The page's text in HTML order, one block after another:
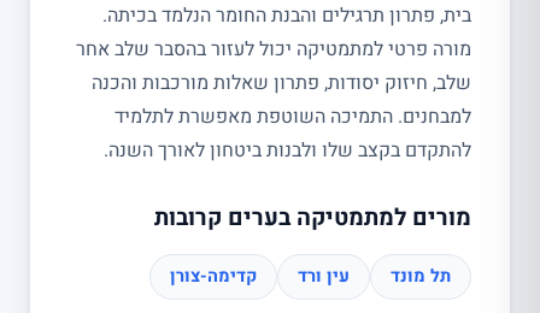
בית, פתרון תרגילים והבנת החומר הנלמד בכיתה.
מורה פרטי למתמטיקה יכול לעזור בהסבר שלב אחר
שלב, חיזוק יסודות, פתרון שאלות מורכבות והכנה
למבחנים. התמיכה השוטפת מאפשרת לתלמיד
להתקדם בקצב שלו ולבנות ביטחון לאורך השנה.
מורים למתמטיקה בערים קרובות
תל מונד עין ורד קדימה-צורן